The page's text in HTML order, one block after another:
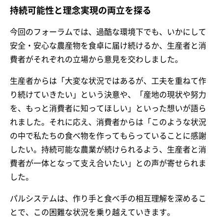
持続可能性と理念実現の両立を探る
今回のフォーラムでは、過酷な環境下でも、いかにして
安全・安心な農産物を食卓に届け続けるか、生産者と消
費者がそれぞれの立場から意見を交わしました。
生産者からは「大変な状況ではあるが、工夫を重ねて作
り続けていきたい」という決意や、「産地の現状や努力
を、もっと消費者に知ってほしい」といった想いが語ら
れました。それに応え、消費者からは「このような状況
の中で私たちの食べ物を作ってもらっていることに感謝
したい。持続可能な農業が続けられるよう、生産者と消
費者が一体となって支え合いたい」との声が寄せられま
した。
パルシステムは、作り手と食べ手の相互理解を深めるこ
とで、この困難な状況を乗り越えていきます。